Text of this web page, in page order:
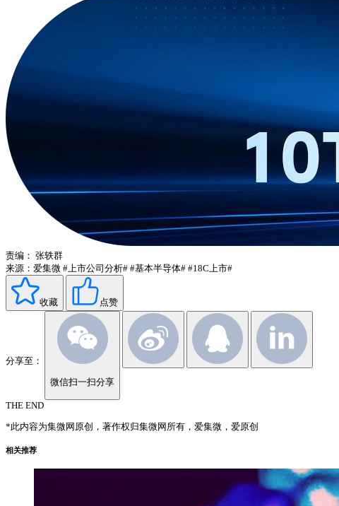
责编： 张轶群
来源：爱集微 #上市公司分析# #基本半导体# #18C上市#
收藏 点赞
分享至：
微信扫一扫分享
THE END
*此内容为集微网原创，著作权归集微网所有，爱集微，爱原创
相关推荐